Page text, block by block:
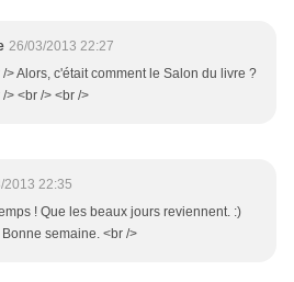
26/03/2013 22:27
/> Alors, c'était comment le Salon du livre ?
> <br /> <br />
2013 22:35
! Que les beaux jours reviennent. :)
semaine. <br />